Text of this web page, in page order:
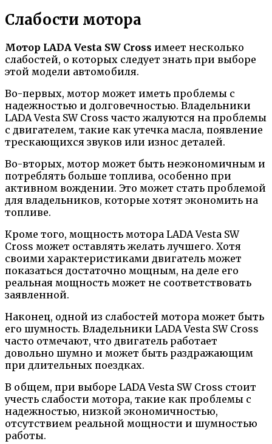
Слабости мотора
Мотор LADA Vesta SW Cross имеет несколько
слабостей, о которых следует знать при выборе
этой модели автомобиля.
Во-первых, мотор может иметь проблемы с
надежностью и долговечностью. Владельники
LADA Vesta SW Cross часто жалуются на проблемы
с двигателем, такие как утечка масла, появление
трескающихся звуков или износ деталей.
Во-вторых, мотор может быть неэкономичным и
потреблять больше топлива, особенно при
активном вождении. Это может стать проблемой
для владельников, которые хотят экономить на
топливе.
Кроме того, мощность мотора LADA Vesta SW
Cross может оставлять желать лучшего. Хотя
своими характеристиками двигатель может
показаться достаточно мощным, на деле его
реальная мощность может не соответствовать
заявленной.
Наконец, одной из слабостей мотора может быть
его шумность. Владельники LADA Vesta SW Cross
часто отмечают, что двигатель работает
довольно шумно и может быть раздражающим
при длительных поездках.
В общем, при выборе LADA Vesta SW Cross стоит
учесть слабости мотора, такие как проблемы с
надежностью, низкой экономичностью,
отсутствием реальной мощности и шумностью
работы.